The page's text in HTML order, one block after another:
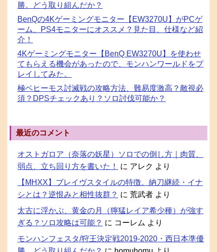
勝。どう取り組んだか？
BenQの4Kゲーミングモニター【EW3270U】がPCゲ
ーム、PS4モニターにオススメ？見た目、仕様など紹
介！
4Kゲーミングモニター【BenQ EW3270U】を使わせ
てもらえる機会があったので、モンハンワールドをプ
レイしてみた。
極ベヒーモス討滅戦の攻略方法、難易度激高？敵視必
須？DPSチェックあり？ソロ討伐可能か？
最近のコメント
オストガロア（奈落の妖星）ソロでの倒し方｜肉質、
弱点、立ち回り方を書いた！
に アレク より
【MHXX】ブレイヴスタイルの特徴。納刀継続・イナ
シとは？逆恨みと相性抜群？ に 荒武者 より
太古に浮かぶ、黄金の月（獰猛レイア希少種）が強す
ぎる？ソロ攻略は可能？ に コーレム より
モンハンフェスタ/狩王決定戦2019-2020・西日本準優